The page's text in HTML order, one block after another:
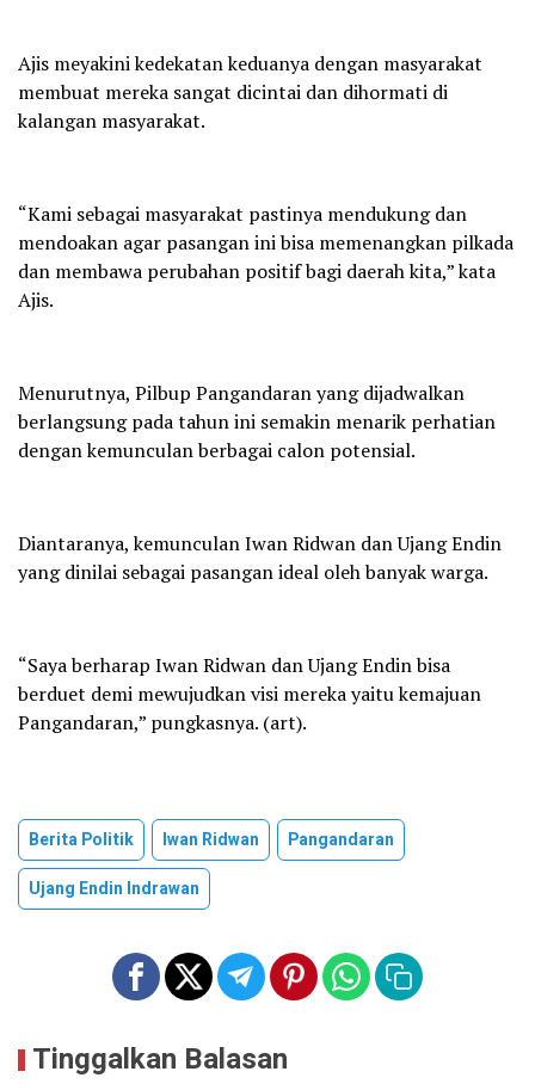
Ajis meyakini kedekatan keduanya dengan masyarakat
membuat mereka sangat dicintai dan dihormati di
kalangan masyarakat.
“Kami sebagai masyarakat pastinya mendukung dan
mendoakan agar pasangan ini bisa memenangkan pilkada
dan membawa perubahan positif bagi daerah kita,” kata
Ajis.
Menurutnya, Pilbup Pangandaran yang dijadwalkan
berlangsung pada tahun ini semakin menarik perhatian
dengan kemunculan berbagai calon potensial.
Diantaranya, kemunculan Iwan Ridwan dan Ujang Endin
yang dinilai sebagai pasangan ideal oleh banyak warga.
“Saya berharap Iwan Ridwan dan Ujang Endin bisa
berduet demi mewujudkan visi mereka yaitu kemajuan
Pangandaran,” pungkasnya. (art).
Berita Politik Iwan Ridwan
Pangandaran
Ujang Endin Indrawan
Tinggalkan Balasan